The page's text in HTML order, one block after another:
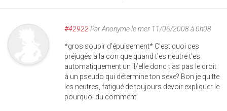
#42922 ParAnonymele mer 11/06/2008 à 0h08
*gros soupir d'épuisement* C'est quoi ces
préjugés à la con que quand t'es neutre t'es
automatiquement un il/elle donc t'as pas le droit
à un pseudo qui détermine ton sexe? Bon je quitte
les neutres, fatigué de toujours devoir expliquer le
pourquoi du comment.